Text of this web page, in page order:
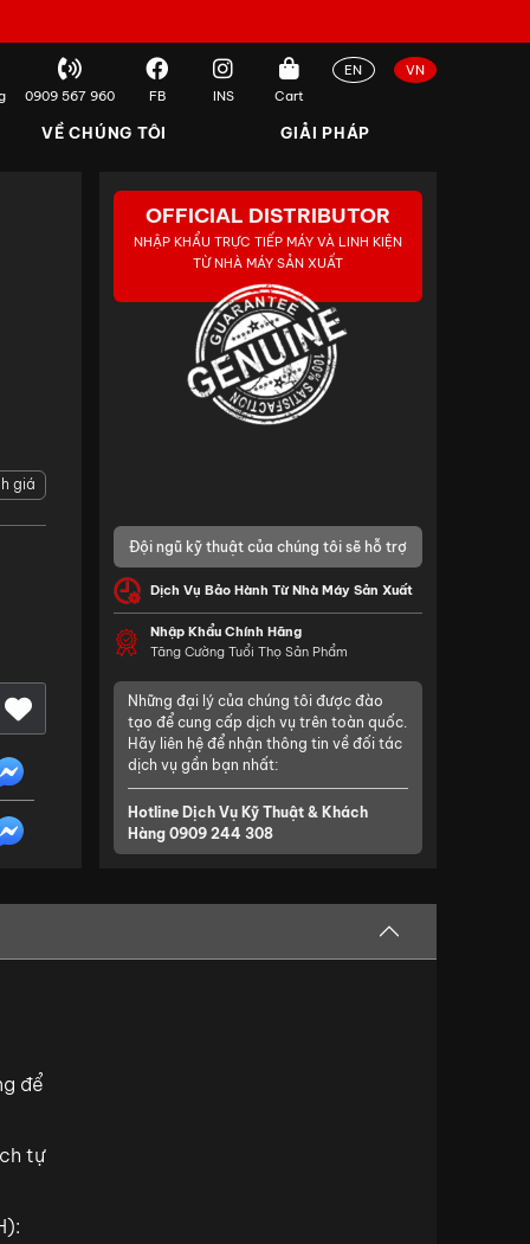
0909 567 960 FB INS Cart
EN VN
VỀ CHÚNG TÔI GIẢI PHÁP
giá
OFFICIAL DISTRIBUTOR
NHẬP KHẨU TRỰC TIẾP MÁY VÀ LINH KIỆN
TỪ NHÀ MÁY SẢN XUẤT
Đội ngũ kỹ thuật của chúng tôi sẽ hỗ trợ
Dịch Vụ Bảo Hành Từ Nhà Máy Sản Xuất
Nhập Khẩu Chính Hãng
Tăng Cường Tuổi Thọ Sản Phẩm
Những đại lý của chúng tôi được đào
tạo để cung cấp dịch vụ trên toàn quốc.
Hãy liên hệ để nhận thông tin về đối tác
dịch vụ gần bạn nhất:
Hotline Dịch Vụ Kỹ Thuật & Khách
Hàng 0909 244 308
để
tự